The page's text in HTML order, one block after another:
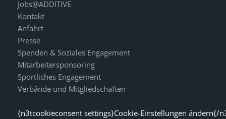
Jobs@ADDITIVE
Kontakt
Anfahrt
Presse
Spenden & Soziales Engagement
Mitarbeitersponsoring
Sportliches Engagement
Verbände und Mitgliedschaften
{n3tcookieconsent settings}Cookie-Einstellungen ändern{/